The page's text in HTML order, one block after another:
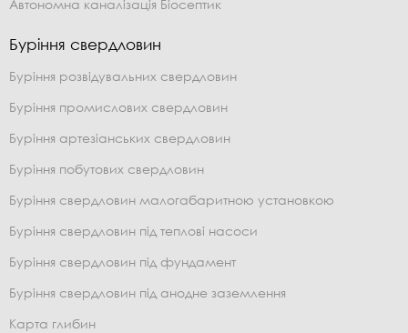
Автономна каналізація Біосептик
Буріння свердловин
Буріння розвідувальних свердловин
Буріння промислових свердловин
Буріння артезіанських свердловин
Буріння побутових свердловин
Буріння свердловин малогабаритною установкою
Буріння свердловин під теплові насоси
Буріння свердловин під фундамент
Буріння свердловин під анодне заземлення
Карта глибин